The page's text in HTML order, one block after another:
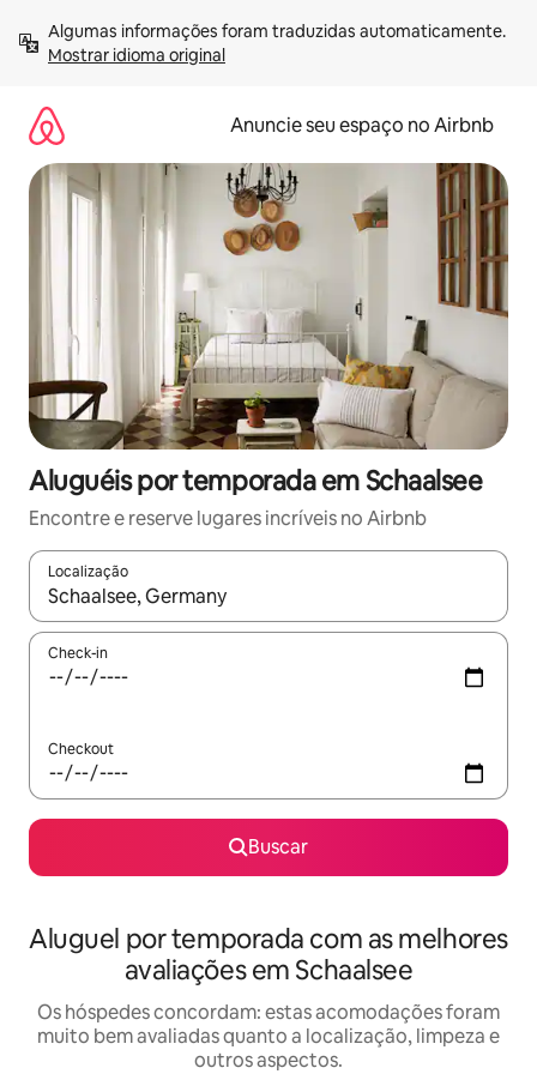
para
Mostrar idioma original
Anuncie seu espaço no Airbnb
Aluguéis por temporada em Schaalsee
Encontre e reserve lugares incríveis no Airbnb
Localização
Quando os resultados estiverem disponíveis, explore-os
Check-in
Checkout
Buscar
Aluguel por temporada com as melhores
avaliações em Schaalsee
Os hóspedes concordam: estas acomodações foram
muito bem avaliadas quanto a localização, limpeza e
outros aspectos.